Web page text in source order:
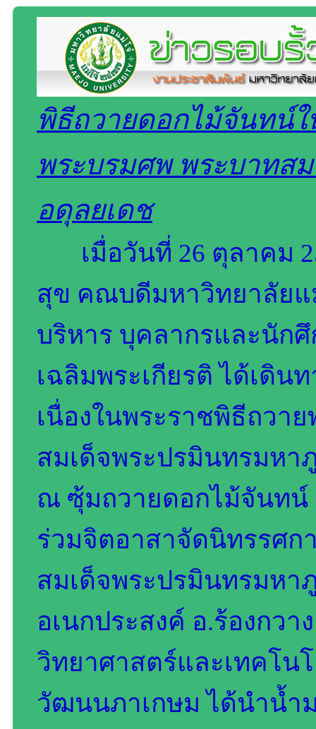
พิธีถวายดอกไม้จันทน์ใ
พระบรมศพ พระบาทส
อดุลยเดช
เมื่อวันที่ 26 ตุลาคม
สุข คณบดีมหาวิทยาลัยแ
บริหาร บุคลากรและนัก
เฉลิมพระเกียรติ ได้เดิน
เนื่องในพระราชพิธีถวา
สมเด็จพระปรมินทรมห
ณ ซุ้มถวายดอกไม้จันทน์
ร่วมจิตอาสาจัดนิทรรศก
สมเด็จพระปรมินทรมห
อเนกประสงค์ อ.ร้องกว
วิทยาศาสตร์และเทคโน
วัฒนนภาเกษม ได้นำน้ำ